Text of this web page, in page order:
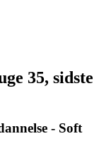
35, sidste
- Soft